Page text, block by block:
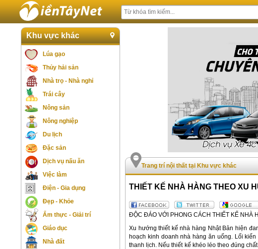
Khu vực khác
Lúa gạo
Thủy hải sản
Nhà trọ - Nhà nghỉ
Trái cây
Nông sản
Nông nghiệp
Du lịch
Đặc sản
Dịch vụ nấu ăn
Việc làm
Điện - Gia dụng
Đẹp - Khỏe
Ẩm thực - Giải trí
Giáo dục
Nhà đất
Trang trí nội thất tại Khu vực khác
THIẾT KẾ NHÀ HÀNG THEO XU
ĐỘC ĐÁO VỚI PHONG CÁCH THIẾT KẾ NHÀ
Xu hướng thiết kế nhà hàng Nhật Bản hiện
hoạch kinh doanh nhà hàng ăn uống. Lối
thanh lịch. Nếu thiết kế khéo léo theo đúng